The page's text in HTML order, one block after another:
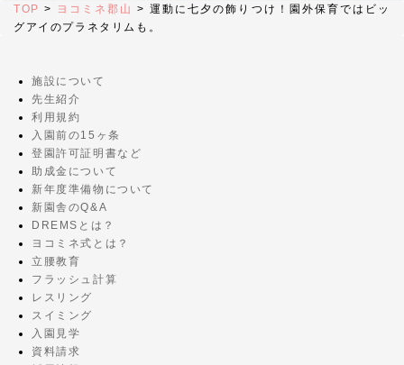
TOP > ヨコミネ郡山 > 運動に七夕の飾りつけ！園外保育ではビッ
グアイのプラネタリムも。
施設について
先生紹介
利用規約
入園前の15ヶ条
登園許可証明書など
助成金について
新年度準備物について
新園舎のQ&A
DREMSとは？
ヨコミネ式とは？
立腰教育
フラッシュ計算
レスリング
スイミング
入園見学
資料請求